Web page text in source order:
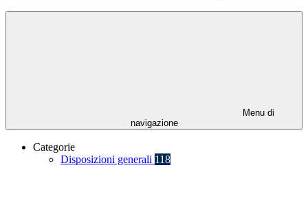
Menu di
navigazione
Categorie
Disposizioni generali 118